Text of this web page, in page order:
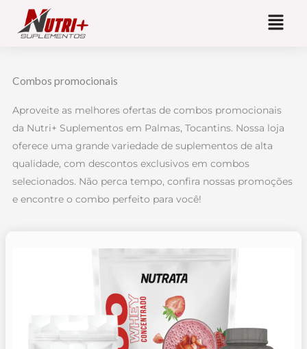
para
Combos promocionais
Aproveite as melhores ofertas de combos promocionais
da Nutri+ Suplementos em Palmas, Tocantins. Nossa loja
oferece uma grande variedade de suplementos de alta
qualidade, com descontos exclusivos em combos
selecionados. Não perca tempo, confira nossas promoções
e encontre o combo perfeito para você!